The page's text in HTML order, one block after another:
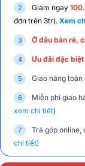
Giảm ngay
đơn trên 3tr). Xem
Ở đâu bán rẻ,
Ưu đãi đặc biệt
Giao hàng toàn
Miễn phí giao
xem chi tiết)
Trả góp online,
chi tiết)